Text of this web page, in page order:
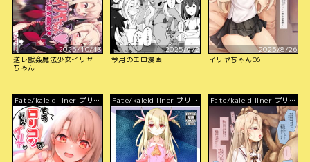
2025/10/13
逆レ獣姦魔法少女イリヤ
ちゃん
2025/9/2
今月のエロ漫画
2025/8/26
イリヤちゃん06
Fate/kaleid liner プリズ
マ☆イリヤ
Fate/kaleid liner プリズ
マ☆イリヤ
Fate/kaleid liner プリズ
マ☆イリヤ